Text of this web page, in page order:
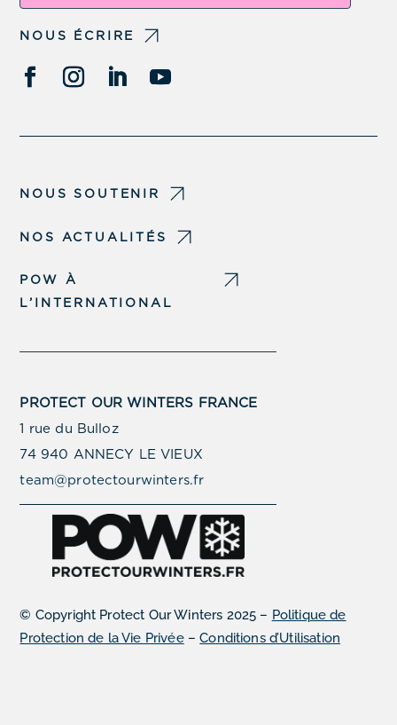
NOUS ÉCRIRE
NOUS SOUTENIR
NOS ACTUALITÉS
POW À
L’INTERNATIONAL
PROTECT OUR WINTERS FRANCE
1 rue du Bulloz
74 940 ANNECY LE VIEUX
team@protectourwinters.fr
© Copyright Protect Our Winters 2025 – Politique de
Protection de la Vie Privée–Conditions d’Utilisation